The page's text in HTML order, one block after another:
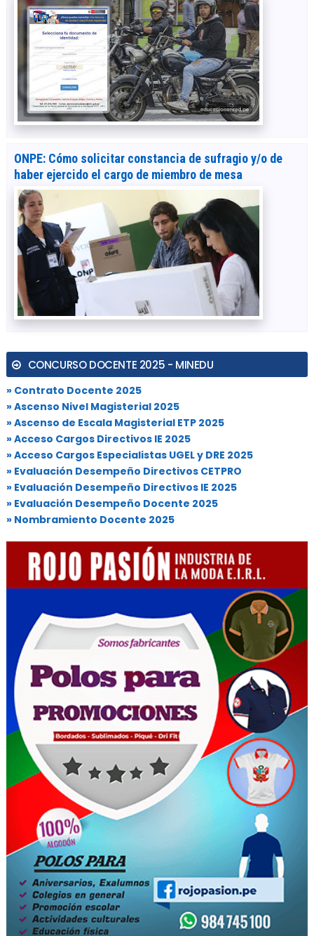
ONPE: Cómo solicitar constancia de sufragio y/o de
haber ejercido el cargo de miembro de mesa
CONCURSO DOCENTE 2025 - MINEDU
» Contrato Docente 2025
» Ascenso Nivel Magisterial 2025
» Ascenso de Escala Magisterial ETP 2025
» Acceso Cargos Directivos IE 2025
» Acceso Cargos Especialistas UGEL y DRE 2025
» Evaluación Desempeño Directivos CETPRO
» Evaluación Desempeño Directivos IE 2025
» Evaluación Desempeño Docente 2025
» Nombramiento Docente 2025